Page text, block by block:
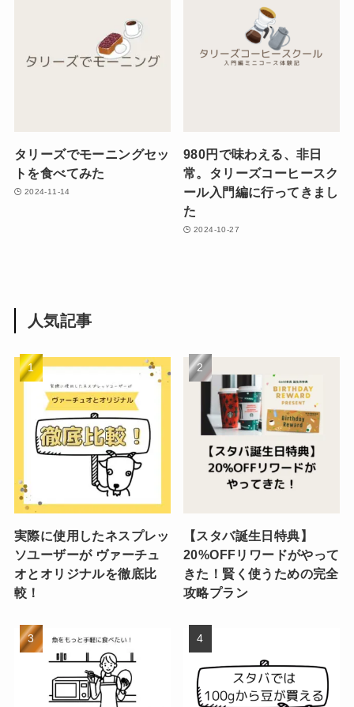
タリーズでモーニングセッ
トを食べてみた
2024-11-14
980円で味わえる、非日
常。タリーズコーヒースク
ール入門編に行ってきまし
た
2024-10-27
人気記事
実際に使用したネスプレッ
ソユーザーが ヴァーチュ
オとオリジナルを徹底比
較！
【スタバ誕生日特典】
20%OFFリワードがやって
きた！賢く使うための完全
攻略プラン